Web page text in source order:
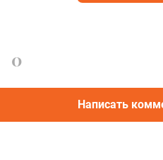
0
Написать